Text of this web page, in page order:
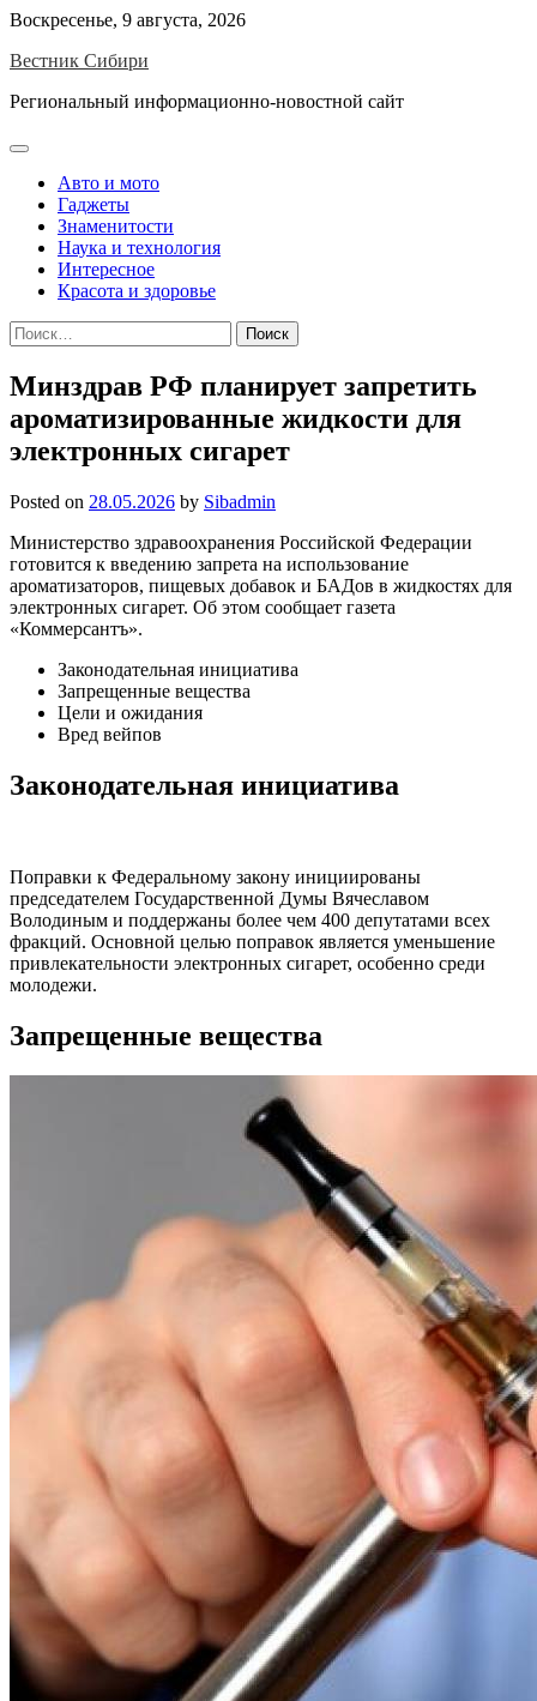
Skip
content
Воскресенье, 9 августа, 2026
Вестник Сибири
Региональный информационно-новостной сайт
Авто и мото
Гаджеты
Знаменитости
Наука и технология
Интересное
Красота и здоровье
Найти:
Минздрав РФ планирует запретить
ароматизированные жидкости для
электронных сигарет
Posted on 28.05.2026 by Sibadmin
Министерство здравоохранения Российской Федерации
готовится к введению запрета на использование
ароматизаторов, пищевых добавок и БАДов в жидкостях для
электронных сигарет. Об этом сообщает газета
«Коммерсантъ».
Законодательная инициатива
Запрещенные вещества
Цели и ожидания
Вред вейпов
Законодательная инициатива
Поправки к Федеральному закону инициированы
председателем Государственной Думы Вячеславом
Володиным и поддержаны более чем 400 депутатами всех
фракций. Основной целью поправок является уменьшение
привлекательности электронных сигарет, особенно среди
молодежи.
Запрещенные вещества